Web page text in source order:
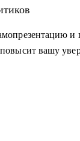
и
вашу